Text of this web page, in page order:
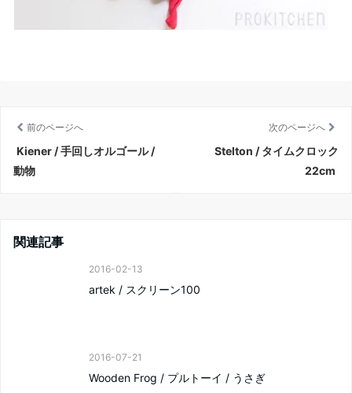
前のページへ
Kiener / 手回しオルゴール /
動物
次のページへ
Stelton / タイムクロック
22cm
関連記事
2016-02-13
artek / スクリーン100
2016-07-21
Wooden Frog / プルトーイ / うさぎ